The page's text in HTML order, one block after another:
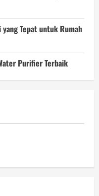
Tepat untuk Rumah
Purifier Terbaik